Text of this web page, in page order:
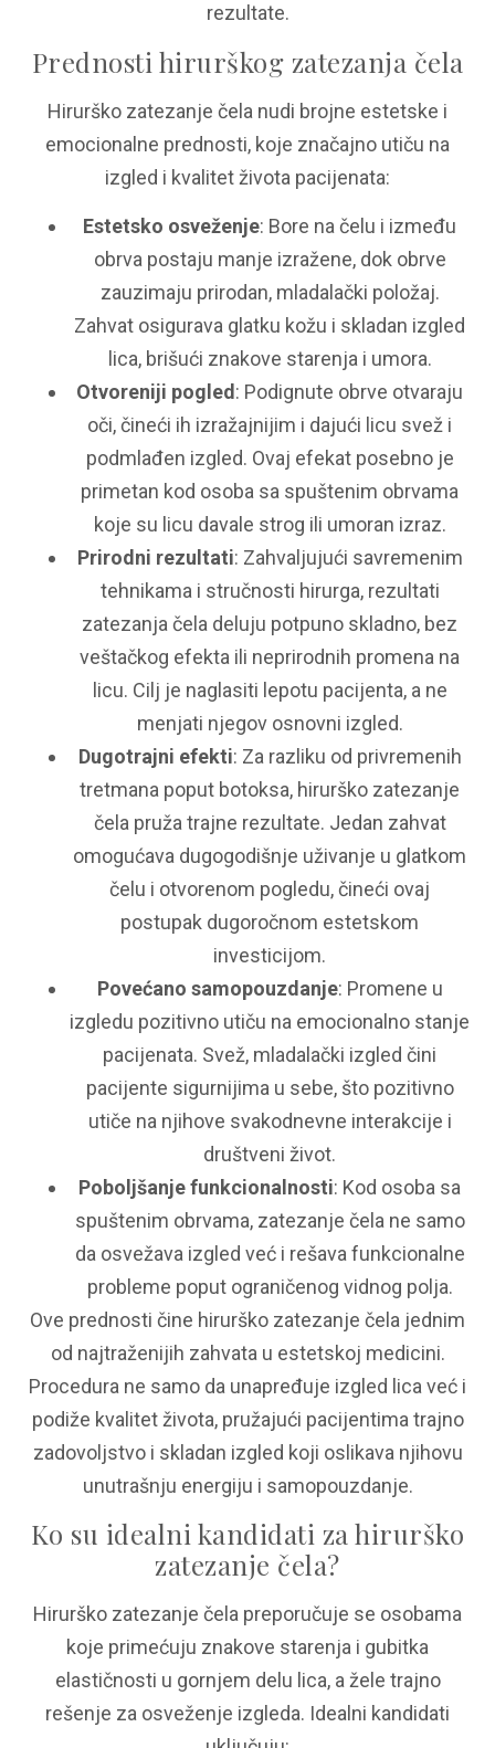
rezultate.
Prednosti hirurškog zatezanja čela
Hirurško zatezanje čela nudi brojne estetske i
emocionalne prednosti, koje značajno utiču na
izgled i kvalitet života pacijenata:
Estetsko osveženje: Bore na čelu i između
obrva postaju manje izražene, dok obrve
zauzimaju prirodan, mladalački položaj.
Zahvat osigurava glatku kožu i skladan izgled
lica, brišući znakove starenja i umora.
Otvoreniji pogled : Podignute obrve otvaraju
oči, čineći ih izražajnijim i dajući licu svež i
podmlađen izgled. Ovaj efekat posebno je
primetan kod osoba sa spuštenim obrvama
koje su licu davale strog ili umoran izraz.
Prirodni rezultati: Zahvaljujući savremenim
tehnikama i stručnosti hirurga, rezultati
zatezanja čela deluju potpuno skladno, bez
veštačkog efekta ili neprirodnih promena na
licu. Cilj je naglasiti lepotu pacijenta, a ne
menjati njegov osnovni izgled.
Dugotrajni efekti: Za razliku od privremenih
tretmana poput botoksa, hirurško zatezanje
čela pruža trajne rezultate. Jedan zahvat
omogućava dugogodišnje uživanje u glatkom
čelu i otvorenom pogledu, čineći ovaj
postupak dugoročnom estetskom
investicijom.
Povećano samopouzdanje: Promene u
izgledu pozitivno utiču na emocionalno stanje
pacijenata. Svež, mladalački izgled čini
pacijente sigurnijima u sebe, što pozitivno
utiče na njihove svakodnevne interakcije i
društveni život.
Poboljšanje funkcionalnosti: Kod osoba sa
spuštenim obrvama, zatezanje čela ne samo
da osvežava izgled već i rešava funkcionalne
probleme poput ograničenog vidnog polja.
Ove prednosti čine hirurško zatezanje čela jednim
od najtraženijih zahvata u estetskoj medicini.
Procedura ne samo da unapređuje izgled lica već i
podiže kvalitet života, pružajući pacijentima trajno
zadovoljstvo i skladan izgled koji oslikava njihovu
unutrašnju energiju i samopouzdanje.
Ko su idealni kandidati za hirurško
zatezanje čela?
Hirurško zatezanje čela preporučuje se osobama
koje primećuju znakove starenja i gubitka
elastičnosti u gornjem delu lica, a žele trajno
rešenje za osveženje izgleda. Idealni kandidati